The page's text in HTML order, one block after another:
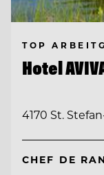
TOP
Hotel
4170 St.